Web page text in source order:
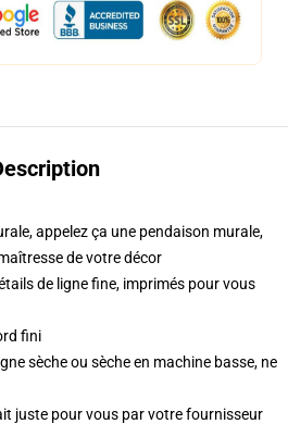
appelez ça une pendaison murale,
de votre décor
de ligne fine, imprimés pour vous
fini
sèche ou sèche en machine basse, ne
juste pour vous par votre fournisseur